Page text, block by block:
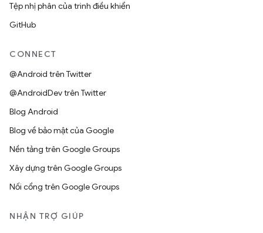
Tệp nhị phân của trình điều khiển
GitHub
CONNECT
@Android trên Twitter
@AndroidDev trên Twitter
Blog Android
Blog về bảo mật của Google
Nền tảng trên Google Groups
Xây dựng trên Google Groups
Nối cổng trên Google Groups
NHẬN TRỢ GIÚP